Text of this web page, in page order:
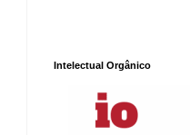
Intelectual Orgânico